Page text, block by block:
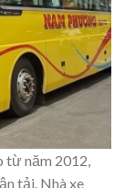
từ năm 2012,
tải. Nhà xe